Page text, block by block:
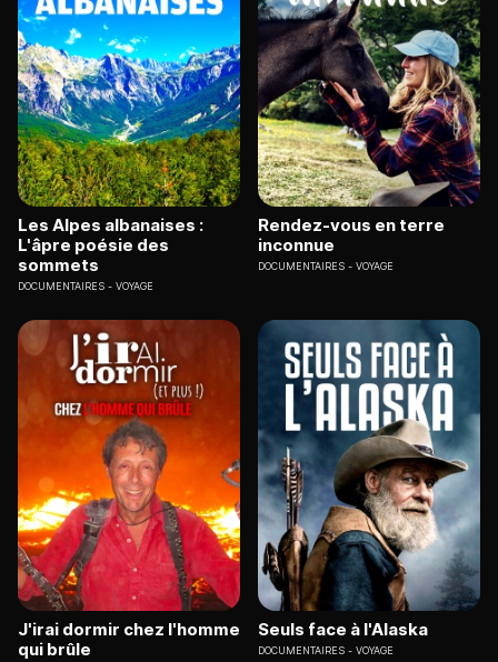
Les Alpes albanaises :
L'âpre poésie des
sommets
DOCUMENTAIRES VOYAGE
Rendez-vous en terre
inconnue
DOCUMENTAIRES VOYAGE
J'irai dormir chez l'homme
qui brûle
Seuls face à l'Alaska
DOCUMENTAIRES VOYAGE